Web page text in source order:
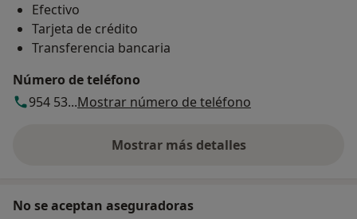
Efectivo
Tarjeta de crédito
Transferencia bancaria
Número de teléfono
954 53...Mostrar número de teléfono
Mostrar más detalles
sobre la dirección
No se aceptan aseguradoras